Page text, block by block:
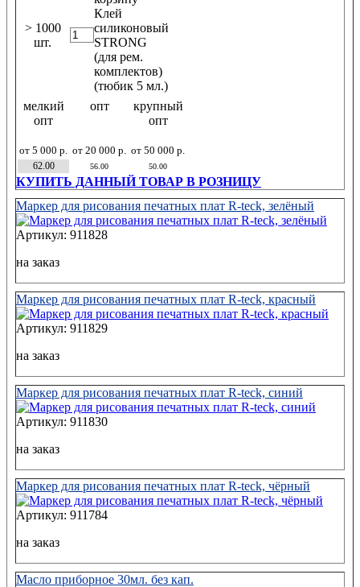
> 1000
шт.
мелкий
опт
от 5 000 р.
опт
от 20 000 р.
крупный
опт
от 50 000 р.
62.00
56.00 50.00
КУПИТЬ ДАННЫЙ ТОВАР В РОЗНИЦУ
Маркер для рисования печатных плат R-teck, зелёный
Артикул: 911828
на заказ
Маркер для рисования печатных плат R-teck, красный
Артикул: 911829
на заказ
Маркер для рисования печатных плат R-teck, синий
Артикул: 911830
на заказ
Маркер для рисования печатных плат R-teck, чёрный
Артикул: 911784
на заказ
Масло приборное 30мл. без кап.